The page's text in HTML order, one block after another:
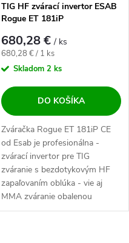
TIG HF zvárací invertor ESAB
Rogue ET 181iP
680,28 €/ ks
Jednotková cena:
680,28 € / 1 ks
Skladom 2 ks
DO KOŠÍKA
Zváračka Rogue ET 181iP CE
od Esab je profesionálna -
zvárací invertor pre TIG
zváranie s bezdotykovým HF
zapaľovaním oblúka - vie aj
MMA zváranie obalenou
elektródou....